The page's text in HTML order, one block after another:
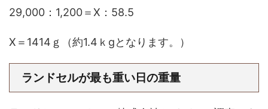
29,000：1,200＝X：58.5
X＝1414ｇ（約1.4ｋgとなります。）
ランドセルが最も重い日の重量